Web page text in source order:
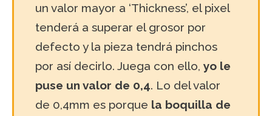
un valor mayor a ‘Thickness’, el pixel
tenderá a superar el grosor por
defecto y la pieza tendrá pinchos
por así decirlo. Juega con ello, yo le
puse un valor de 0,4. Lo del valor
de 0,4mm es porque la boquilla de